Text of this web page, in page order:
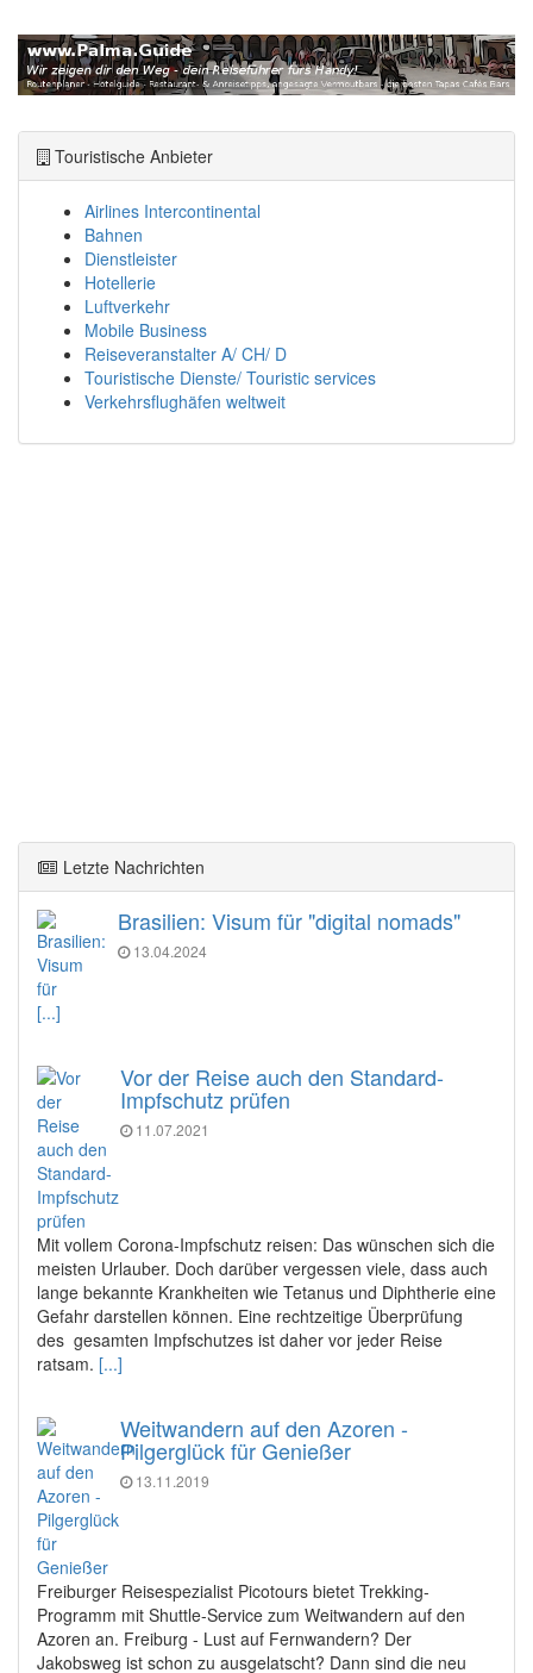
Touristische Anbieter
Airlines Intercontinental
Bahnen
Dienstleister
Hotellerie
Luftverkehr
Mobile Business
Reiseveranstalter A/ CH/ D
Touristische Dienste/ Touristic services
Verkehrsflughäfen weltweit
Letzte Nachrichten
Brasilien: Visum für "digital nomads"
13.04.2024
[...]
Vor der Reise auch den Standard-
Impfschutz prüfen
11.07.2021
Mit vollem Corona-Impfschutz reisen: Das wünschen sich die
meisten Urlauber. Doch darüber vergessen viele, dass auch
lange bekannte Krankheiten wie Tetanus und Diphtherie eine
Gefahr darstellen können. Eine rechtzeitige Überprüfung
des gesamten Impfschutzes ist daher vor jeder Reise
ratsam. [...]
Weitwandern auf den Azoren -
Pilgerglück für Genießer
13.11.2019
Freiburger Reisespezialist Picotours bietet Trekking-
Programm mit Shuttle-Service zum Weitwandern auf den
Azoren an. Freiburg - Lust auf Fernwandern? Der
Jakobsweg ist schon zu ausgelatscht? Dann sind die neu